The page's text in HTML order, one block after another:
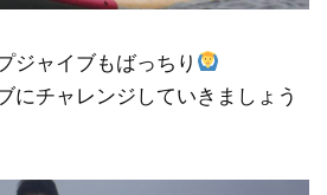
ジャイブもばっちり
にチャレンジしていきましょう